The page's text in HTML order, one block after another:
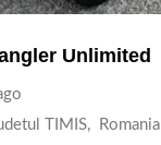
Unlimited
TIMIS, Romania